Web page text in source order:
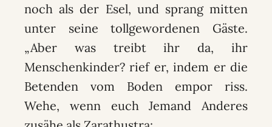
noch als der Esel, und sprang mitten
unter seine tollgewordenen Gäste.
„Aber was treibt ihr da, ihr
Menschenkinder? rief er, indem er die
Betenden vom Boden empor riss.
Wehe, wenn euch Jemand Anderes